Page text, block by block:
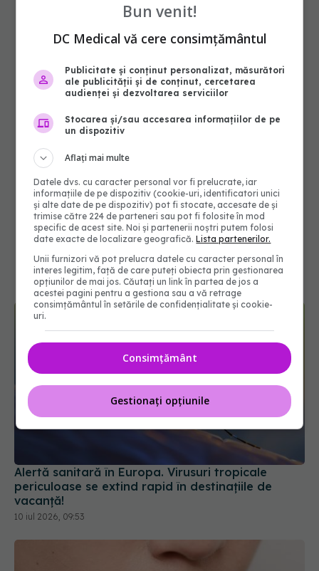
Alertă sanitară în Europa. Virusuri tropicale
periculoase se extind rapid în destinațiile de
vacanță!
10 iul 2026, 09:53
Bun venit!
DC Medical vă cere consimțământul
Publicitate și conținut personalizat, măsurători
ale publicității și de conținut, cercetarea
audienței și dezvoltarea serviciilor
Stocarea și/sau accesarea informațiilor de pe
un dispozitiv
Aflați mai multe
Datele dvs. cu caracter personal vor fi prelucrate, iar
informațiile de pe dispozitiv (cookie-uri, identificatori unici
și alte date de pe dispozitiv) pot fi stocate, accesate de și
trimise către 224 de parteneri sau pot fi folosite în mod
specific de acest site. Noi și partenerii noștri putem folosi
date exacte de localizare geografică.Lista partenerilor.
Unii furnizori vă pot prelucra datele cu caracter personal în
interes legitim, față de care puteți obiecta prin gestionarea
opțiunilor de mai jos. Căutați un link în partea de jos a
acestei pagini pentru a gestiona sau a vă retrage
consimțământul în setările de confidențialitate și cookie-
uri.
Consimțământ
Gestionați opțiunile